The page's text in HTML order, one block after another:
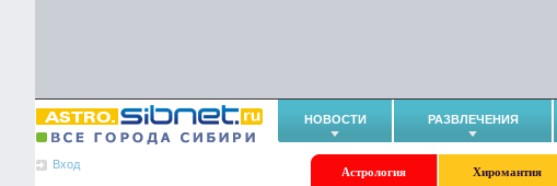
НОВОСТИ РАЗВЛЕЧЕНИЯ
Вход
Астрология Хиромантия